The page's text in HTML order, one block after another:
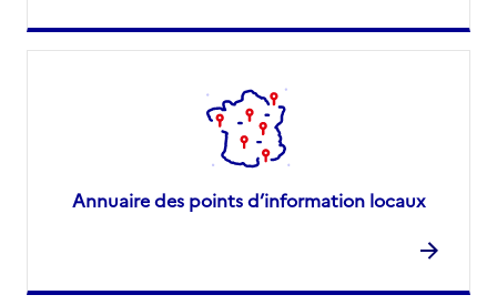
Annuaire des points d’information locaux